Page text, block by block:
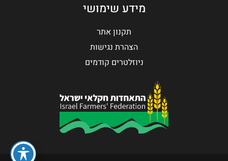
מידע שימושי
תקנון אתר
הצהרת נגישות
ניוזלטרים קודמים